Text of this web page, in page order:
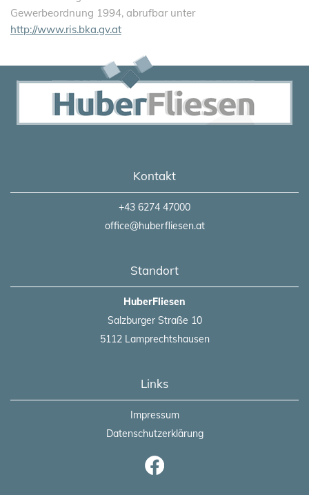
Gewerbeordnung 1994, abrufbar unter
http://www.ris.bka.gv.at
Kontakt
+43 6274 47000
office@huberfliesen.at
Standort
HuberFliesen
Salzburger Straße 10
5112 Lamprechtshausen
Links
Impressum
Datenschutzerklärung